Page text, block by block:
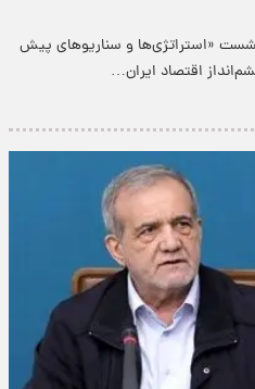
«استراتژی‌ها و سناریوهای پیش
اقتصاد ایران…